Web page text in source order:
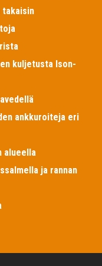
takaisin
kuljetusta Ison-
ankkuroiteja eri
alueella
ja rannan